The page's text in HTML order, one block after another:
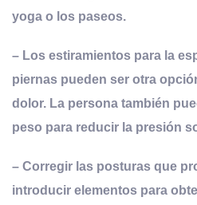
yoga o los paseos.
– Los estiramientos para la
piernas pueden ser otra
dolor. La persona también
peso para reducir la presión
– Corregir las posturas que
introducir elementos para